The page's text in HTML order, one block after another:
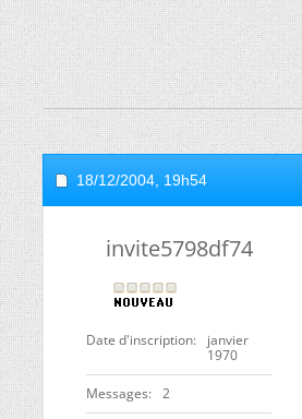
18/12/2004, 19h54
invite5798df74
Date d'inscription
janvier
1970
Messages 2